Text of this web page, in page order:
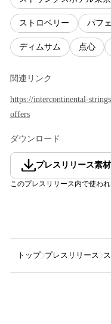
ストロベリー パフェ
ディムサム 点心
関連リンク
https://intercontinental-
offers
ダウンロード
プレスリリース素材
このプレスリリース内で使わ
トップ プレスリリース